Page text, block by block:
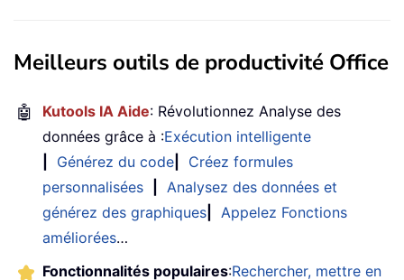
Meilleurs outils de productivité Office
🤖 Kutools IA Aide: Révolutionnez Analyse des
données grâce à :Exécution intelligente
Générez du code
Créez formules
personnalisées
Analysez des données et
générez des graphiques
Appelez Fonctions
améliorées…
Fonctionnalités populaires:Rechercher, mettre en